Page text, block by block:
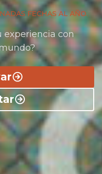
FECHAS AL AÑO.
experiencia con